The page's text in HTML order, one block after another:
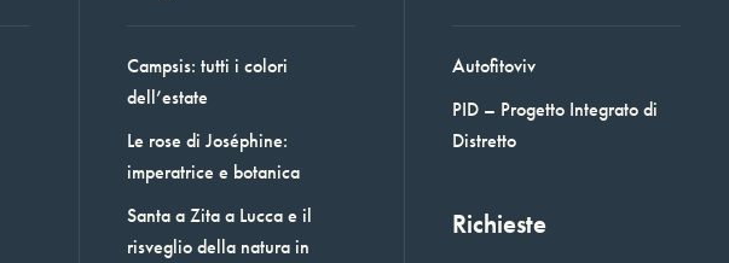
Campsis: tutti i colori
dell’estate
Le rose di Joséphine:
imperatrice e botanica
Santa a Zita a Lucca e il
risveglio della natura in
Autofitoviv
PID – Progetto Integrato di
Distretto
Richieste